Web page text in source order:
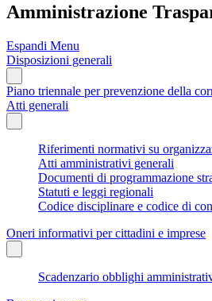
Amministrazione
Espandi Menu
Disposizioni generali
Piano triennale per prevenzione della
Atti generali
Riferimenti normativi su
Atti amministrativi generali
Documenti di programmazione
Statuti e leggi regionali
Codice disciplinare e codice di
Oneri informativi per cittadini e imprese
Scadenzario obblighi